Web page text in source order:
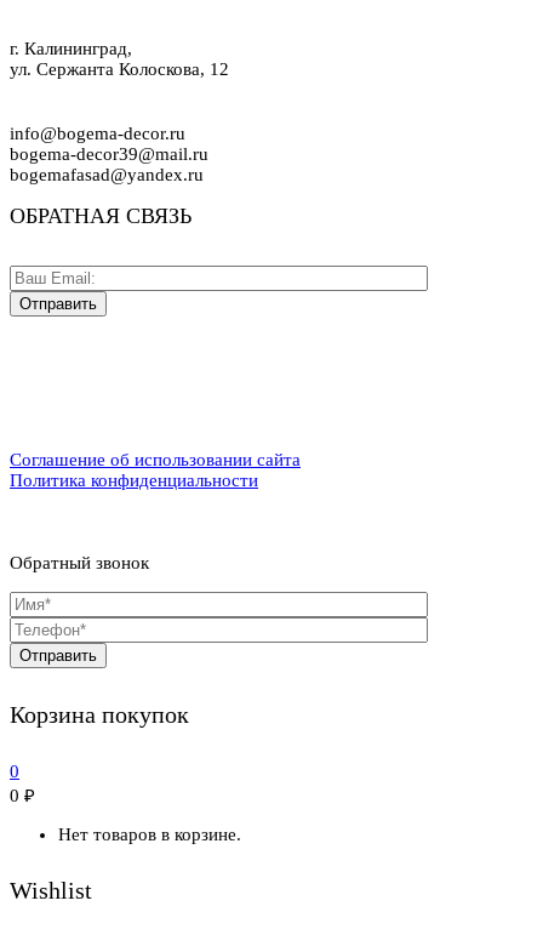
г. Калининград,
ул. Сержанта Колоскова, 12
info@bogema-decor.ru
bogema-decor39@mail.ru
bogemafasad@yandex.ru
ОБРАТНАЯ СВЯЗЬ
Соглашение об использовании сайта
Политика конфиденциальности
Обратный звонок
Корзина покупок
0
0 ₽
Нет товаров в корзине.
Wishlist